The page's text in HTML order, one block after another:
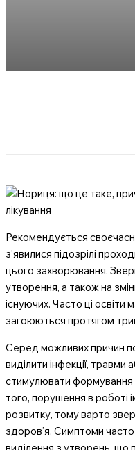
Рекомендується
з’явилися підозрілі
цього захворювання.
утворення, а також на
існуючих. Часто ці освіти
загоюються протягом
Серед можливих причин
виділити інфекції, травми
стимулювати формування
того, порушення в роботі
розвитку, тому варто
здоров’я. Симптоми